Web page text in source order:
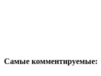
Самые комментируемые: